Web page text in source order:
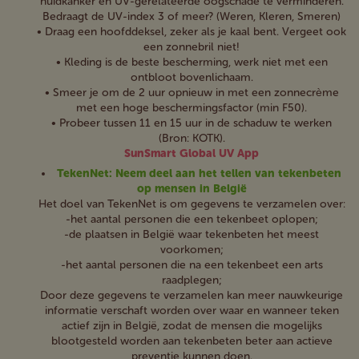
Bedraagt de UV-index 3 of meer? (Weren, Kleren, Smeren)
• Draag een hoofddeksel, zeker als je kaal bent. Vergeet ook
een zonnebril niet!
• Kleding is de beste bescherming, werk niet met een
ontbloot bovenlichaam.
• Smeer je om de 2 uur opnieuw in met een zonnecrème
met een hoge beschermingsfactor (min F50).
• Probeer tussen 11 en 15 uur in de schaduw te werken
(Bron: KOTK).
SunSmart Global UV App
TekenNet: Neem deel aan het tellen van tekenbeten
op mensen in België
Het doel van TekenNet is om gegevens te verzamelen over:
-het aantal personen die een tekenbeet oplopen;
-de plaatsen in België waar tekenbeten het meest
voorkomen;
-het aantal personen die na een tekenbeet een arts
raadplegen;
Door deze gegevens te verzamelen kan meer nauwkeurige
informatie verschaft worden over waar en wanneer teken
actief zijn in België, zodat de mensen die mogelijks
blootgesteld worden aan tekenbeten beter aan actieve
preventie kunnen doen.